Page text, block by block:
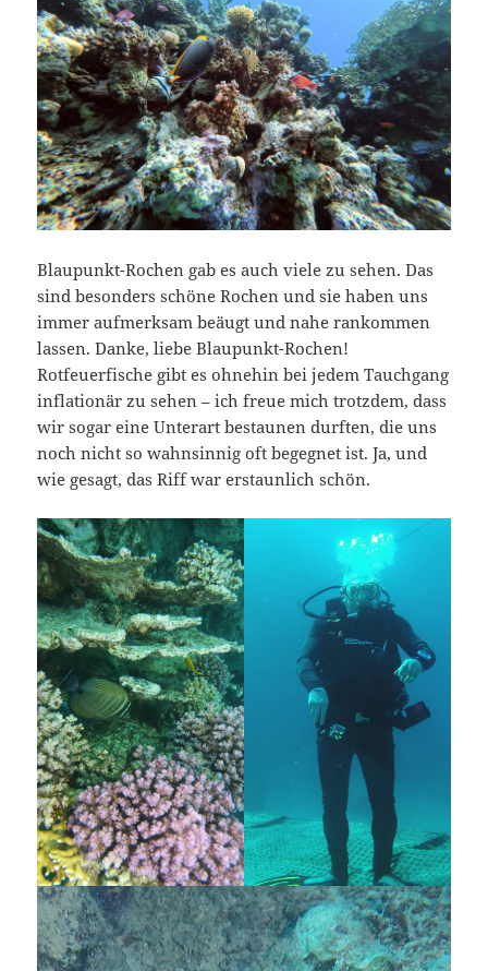
Blaupunkt-Rochen gab es auch viele zu sehen. Das
sind besonders schöne Rochen und sie haben uns
immer aufmerksam beäugt und nahe rankommen
lassen. Danke, liebe Blaupunkt-Rochen!
Rotfeuerfische gibt es ohnehin bei jedem Tauchgang
inflationär zu sehen – ich freue mich trotzdem, dass
wir sogar eine Unterart bestaunen durften, die uns
noch nicht so wahnsinnig oft begegnet ist. Ja, und
wie gesagt, das Riff war erstaunlich schön.